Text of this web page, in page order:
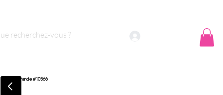
nous ?
Commande #10566